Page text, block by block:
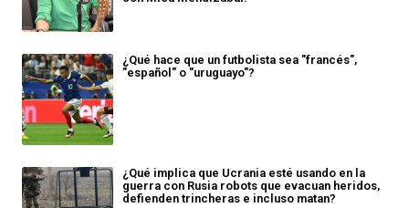
¿Qué hace que un futbolista sea "francés",
"español" o "uruguayo"?
¿Qué implica que Ucrania esté usando en la
guerra con Rusia robots que evacuan heridos,
defienden trincheras e incluso matan?